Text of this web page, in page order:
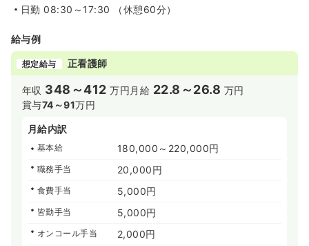
日勤 08:30～17:30 （休憩60分）
給与例
想定給与 正看護師
年収 348～412 万円 月給 22.8～26.8 万円
賞与74～91万円
月給内訳
基本給 180,000～220,000円
職務手当 20,000円
食費手当 5,000円
皆勤手当 5,000円
オンコール手当 2,000円